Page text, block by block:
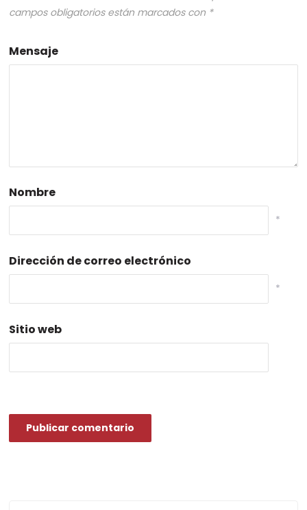
campos obligatorios están marcados con *
Mensaje
Nombre
*
Dirección de correo electrónico
*
Sitio web